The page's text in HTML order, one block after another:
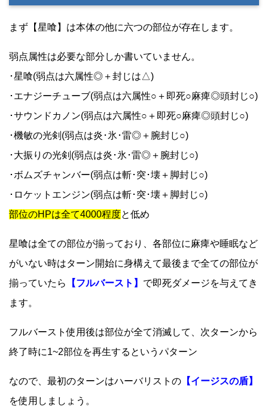
まず【星喰】は本体の他に六つの部位が存在します。
弱点属性は必要な部分しか書いていません。
･星喰(弱点は六属性◎＋封じは△)
･エナジーチューブ(弱点は六属性○＋即死○麻痺◎頭封じ○)
･サウンドカノン(弱点は六属性○＋即死○麻痺◎頭封じ○)
･機敏の光剣(弱点は炎･氷･雷◎＋腕封じ○)
･大振りの光剣(弱点は炎･氷･雷◎＋腕封じ○)
･ボムズチャンバー(弱点は斬･突･壊＋脚封じ○)
･ロケットエンジン(弱点は斬･突･壊＋脚封じ○)
部位のHPは全て4000程度と低め
星喰は全ての部位が揃っており、各部位に麻痺や睡眠など
がいない時はターン開始に身構えて最後まで全ての部位が
揃っていたら
【フルバースト】 で即死ダメージを与えてき
ます。
フルバースト使用後は部位が全て消滅して、次ターンから
終了時に1~2部位を再生するというパターン
なので、最初のターンはハーバリストの 【イージスの盾】
を使用しましょう。